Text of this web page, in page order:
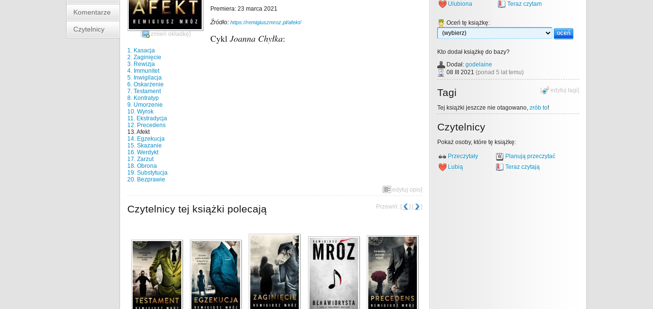
Komentarze
Czytelnicy
[ zmień okładkę]
Premiera: 23 marca 2021
Źródło: https://remigiuszmroz.pl/afekt/
Cykl Joanna Chyłka:
1. Kasacja
2. Zaginięcie
3. Rewizja
4. Immunitet
5. Inwigilacja
6. Oskarżenie
7. Testament
8. Kontratyp
9. Umorzenie
10. Wyrok
11. Ekstradycja
12. Precedens
13. Afekt
14. Egzekucja
15. Skazanie
16. Werdykt
17. Zarzut
18. Obrona
19. Substytucja
20. Bezprawie
[
edytuj opis]
Przewiń: [ ] [ ]
Czytelnicy tej książki polecają
Ulubiona
Teraz czytam
Oceń tę książkę:
Kto dodał książkę do bazy?
Dodał: godelaine
08 III 2021 (ponad 5 lat temu)
[ edytuj tagi]
Tagi
Tej książki jeszcze nie otagowano, zrób to!
Czytelnicy
Pokaż osoby, które tę książkę:
Przeczytały
Planują przeczytać
Lubią
Teraz czytają